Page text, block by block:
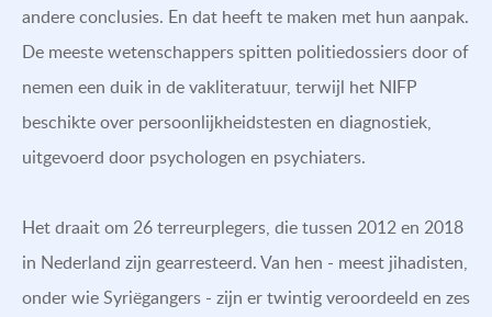
andere conclusies. En dat heeft te maken met hun aanpak.
De meeste wetenschappers spitten politiedossiers door of
nemen een duik in de vakliteratuur, terwijl het NIFP
beschikte over persoonlijkheidstesten en diagnostiek,
uitgevoerd door psychologen en psychiaters.
Het draait om 26 terreurplegers, die tussen 2012 en 2018
in Nederland zijn gearresteerd. Van hen - meest jihadisten,
onder wie Syriëgangers - zijn er twintig veroordeeld en zes